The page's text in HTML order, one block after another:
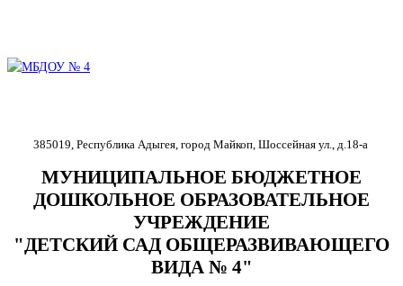
385019, Республика Адыгея, город Майкоп, Шоссейная ул., д.18-а
МУНИЦИПАЛЬНОЕ БЮДЖЕТНОЕ
ДОШКОЛЬНОЕ ОБРАЗОВАТЕЛЬНОЕ
УЧРЕЖДЕНИЕ
"ДЕТСКИЙ САД ОБЩЕРАЗВИВАЮЩЕГО
ВИДА № 4"